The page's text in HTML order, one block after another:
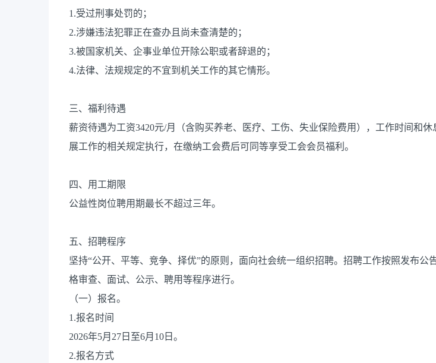
1.受过刑事处罚的；
2.涉嫌违法犯罪正在查办且尚未查清楚的；
3.被国家机关、企事业单位开除公职或者辞退的；
4.法律、法规规定的不宜到机关工作的其它情形。
三、福利待遇
薪资待遇为工资3420元/月（含购买养老、医疗、工伤、失业保险费用），工作时间和休
展工作的相关规定执行，在缴纳工会费后可同等享受工会会员福利。
四、用工期限
公益性岗位聘用期最长不超过三年。
五、招聘程序
坚持“公开、平等、竞争、择优”的原则，面向社会统一组织招聘。招聘工作按照发布公
格审查、面试、公示、聘用等程序进行。
（一）报名。
1.报名时间
2026年5月27日至6月10日。
2.报名方式